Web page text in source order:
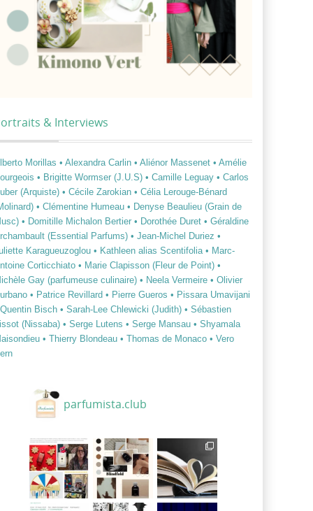
& Interviews
Morillas • Alexandra Carlin • Aliénor Massenet • Amélie
• Brigitte Wormser (J.U.S) • Camille Leguay • Carlos
(Arquiste) • Cécile Zarokian • Célia Lerouge-Bénard
• Clémentine Humeau • Denyse Beaulieu (Grain de
• Domitille Michalon Bertier • Dorothée Duret • Géraldine
(Essential Parfums) • Jean-Michel Duriez •
Karagueuzoglou • Kathleen alias Scentifolia • Marc-
Corticchiato • Marie Clapisson (Fleur de Point) •
Gay (parfumeuse culinaire) • Neela Vermeire • Olivier
• Patrice Revillard • Pierre Gueros • Pissara Umavijani
Bisch • Sarah-Lee Chlewicki (Judith) • Sébastien
(Nissaba) • Serge Lutens • Serge Mansau • Shyamala
• Thierry Blondeau • Thomas de Monaco • Vero
parfumista.club